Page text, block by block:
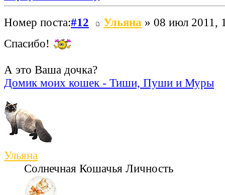
Номер поста:#12 Ульяна » 08 июл 2011,
Спасибо!
А это Ваша дочка?
Домик моих кошек - Тиши, Пуши и Муры
Ульяна
Солнечная Кошачья Личность